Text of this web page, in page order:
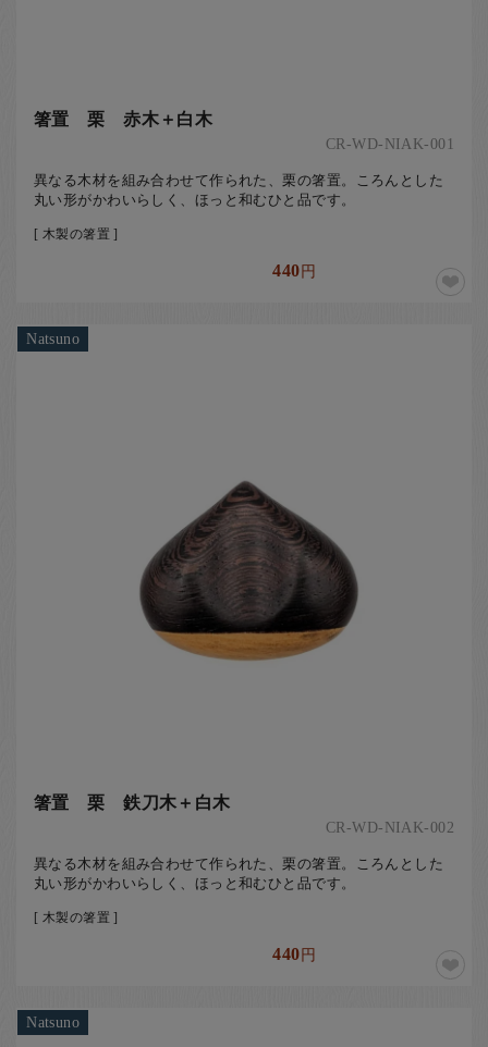
箸置 栗 赤木＋白木
CR-WD-NIAK-001
異なる木材を組み合わせて作られた、栗の箸置。ころんとした
丸い形がかわいらしく、ほっと和むひと品です。
[ 木製の箸置 ]
440円
Natsuno
箸置 栗 鉄刀木＋白木
CR-WD-NIAK-002
異なる木材を組み合わせて作られた、栗の箸置。ころんとした
丸い形がかわいらしく、ほっと和むひと品です。
[ 木製の箸置 ]
440円
Natsuno